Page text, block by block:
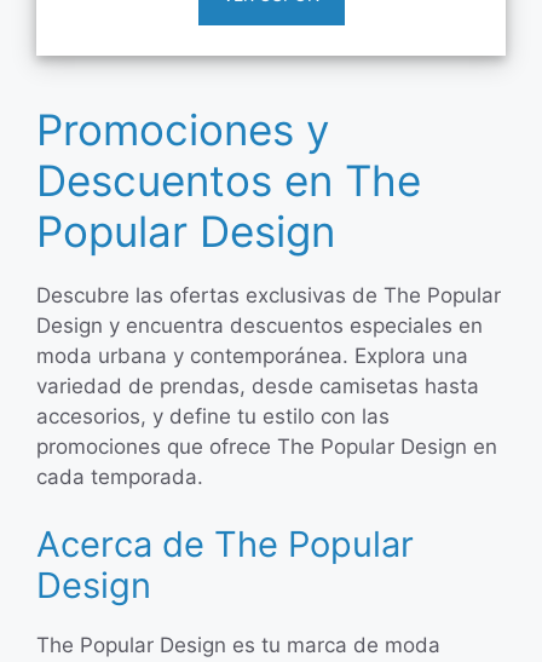
Promociones y
Descuentos en The
Popular Design
Descubre las ofertas exclusivas de The Popular
Design y encuentra descuentos especiales en
moda urbana y contemporánea. Explora una
variedad de prendas, desde camisetas hasta
accesorios, y define tu estilo con las
promociones que ofrece The Popular Design en
cada temporada.
Acerca de The Popular
Design
The Popular Design es tu marca de moda